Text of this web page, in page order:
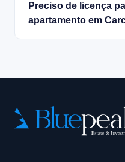
Preciso de licença
apartamento em